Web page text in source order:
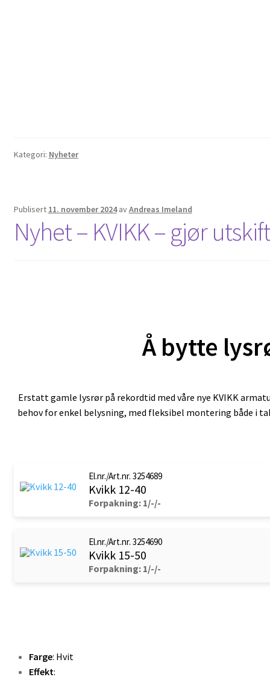
Kategori: Nyheter
Publisert 11. november 2024 avAndreas Imeland
Nyhet – KVIKK – gjør
Å bytte
Erstatt gamle lysrør på rekordtid med våre nye KVIKK
behov for enkel belysning, med fleksibel montering både i
El.nr./Art.nr. 3254689
Kvikk 12-40
Forpakning: 1/-/-
El.nr./Art.nr. 3254690
Kvikk 15-50
Forpakning: 1/-/-
Farge: Hvit
Effekt: